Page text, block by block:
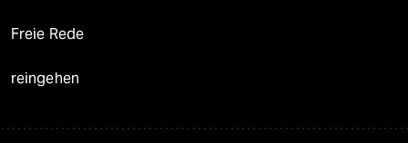
Freie Rede
reingehen